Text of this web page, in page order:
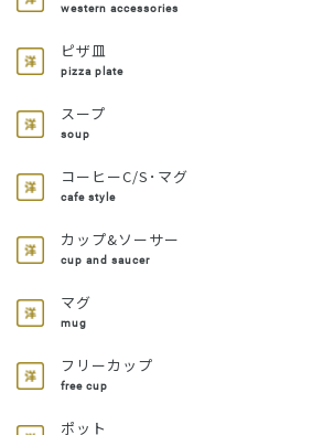
western accessories
ピザ皿
pizza plate
スープ
soup
コーヒーC/S･マグ
cafe style
カップ&ソーサー
cup and saucer
マグ
mug
フリーカップ
free cup
ポット